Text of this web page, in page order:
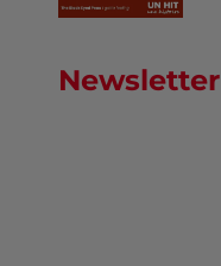
Newsletter